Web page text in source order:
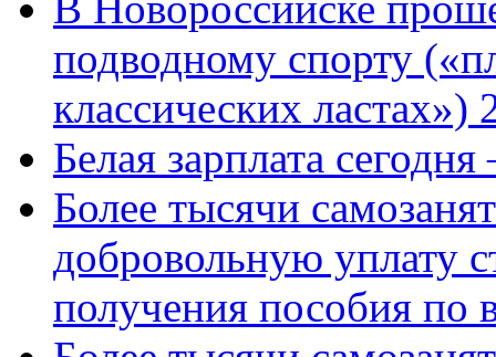
подводному спорту
классических ластах»)
Белая зарплата
Более тысячи
добровольную уплату
получения пособия по